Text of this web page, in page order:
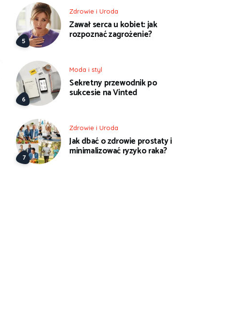
Zdrowie i Uroda
Zawał serca u kobiet: jak
rozpoznać zagrożenie?
Moda i styl
Sekretny przewodnik po
sukcesie na Vinted
Zdrowie i Uroda
Jak dbać o zdrowie prostaty i
minimalizować ryzyko raka?